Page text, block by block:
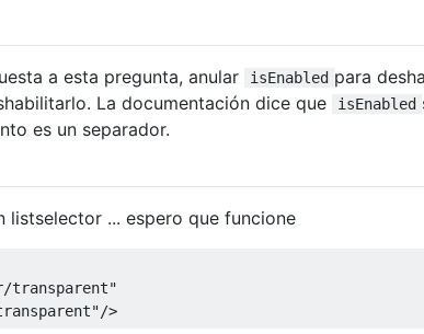
a esta pregunta, anular isEnabled para
La documentación dice que
isEnabled
es un separador.
listselector ... espero que funcione
transparent"
/>